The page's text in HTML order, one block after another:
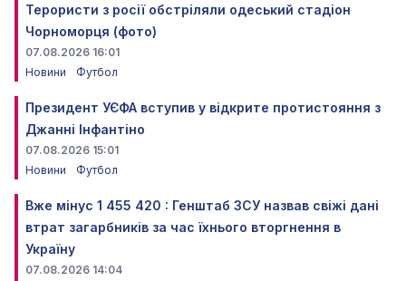
Терористи з росії обстріляли одеський стадіон
Чорноморця (фото)
07.08.2026 16:01
Новини
Футбол
Президент УЄФА вступив у відкрите протистояння з
Джанні Інфантіно
07.08.2026 15:01
Новини
Футбол
Вже мінус 1 455 420 : Генштаб ЗСУ назвав свіжі дані
втрат загарбників за час їхнього вторгнення в
Україну
07.08.2026 14:04